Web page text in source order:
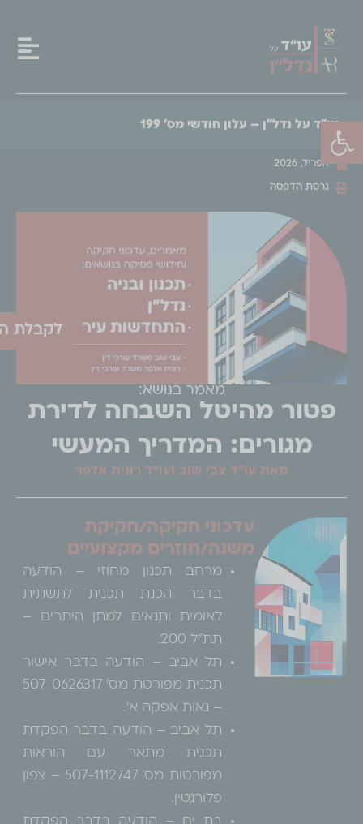
פתח סרגל נגישות
עו"ד על נדל"ן – עלון חודשי מס' 199
אפריל, 2026
גרסת הדפסה
מאמר בנושא:
פטור מהיטל השבחה לדירת
מגורים: המדריך המעשי
מאת עו"ד צבי שוב ועו"ד רונית אלפר
עדכוני חקיקה/חקיקת
משנה/חוזרים מקצועיים
מרחב תכנון מחוזי – הודעה
בדבר הכנת תכנית לתשתית
לאומית ותנאים למתן היתרים –
תת"ל 200.
תל אביב – הודעה בדבר אישור
תכנית מפורטת מס' 507-0626317
– נאות אפקה א'.
תל אביב – הודעה בדבר הפקדת
תכנית מתאר עם הוראות
מפורטות מס' 507-1112747 – צפון
פלורנטין.
לקבלת